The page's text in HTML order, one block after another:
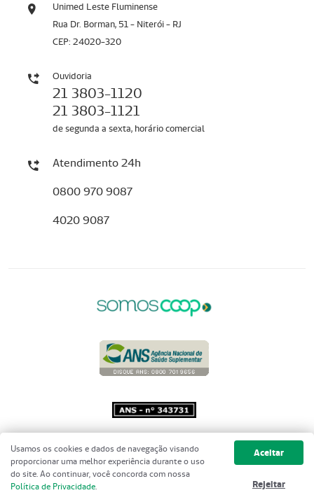
Unimed Leste Fluminense
Rua Dr. Borman, 51 - Niterói - RJ
CEP: 24020-320
Ouvidoria
21 3803-1120
21 3803-1121
de segunda a sexta, horário comercial
Atendimento 24h
0800 970 9087
4020 9087
Copyright 2001 - 2026 Unimed do
Brasil - Todos os direitos reservados
Usamos os cookies e dados de navegação visando
proporcionar uma melhor experiência durante o uso
do site. Ao continuar, você concorda com nossa
Política de Privacidade.
Aceitar
Rejeitar